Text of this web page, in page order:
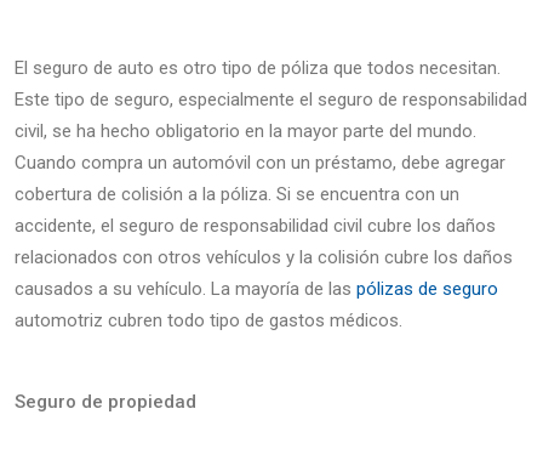
El seguro de auto es otro tipo de póliza que todos necesitan.
Este tipo de seguro, especialmente el seguro de responsabilidad
civil, se ha hecho obligatorio en la mayor parte del mundo.
Cuando compra un automóvil con un préstamo, debe agregar
cobertura de colisión a la póliza. Si se encuentra con un
accidente, el seguro de responsabilidad civil cubre los daños
relacionados con otros vehículos y la colisión cubre los daños
causados a su vehículo. La mayoría de las pólizas de seguro
automotriz cubren todo tipo de gastos médicos.
Seguro de propiedad